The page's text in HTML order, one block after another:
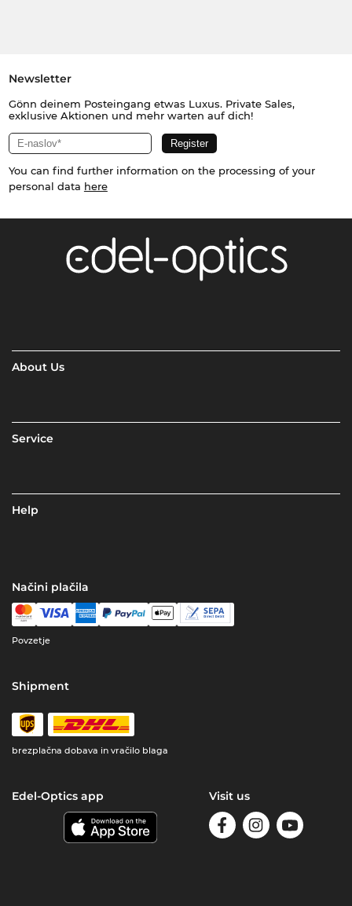
Newsletter
Gönn deinem Posteingang etwas Luxus. Private Sales,
exklusive Aktionen und mehr warten auf dich!
You can find further information on the processing of your
personal data here
About Us
Service
Help
Načini plačila
Povzetje
Shipment
brezplačna dobava in vračilo blaga
Edel-Optics app Visit us